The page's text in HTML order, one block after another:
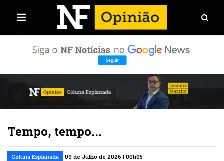
Tempo, tempo...
Coluna Esplanada 09 de Julho de 2026 | 00h05